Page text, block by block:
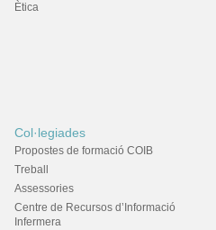
Ètica
Col·legiades
Propostes de formació COIB
Treball
Assessories
Centre de Recursos d’Informació
Infermera